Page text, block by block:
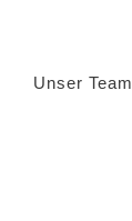
Unser Team